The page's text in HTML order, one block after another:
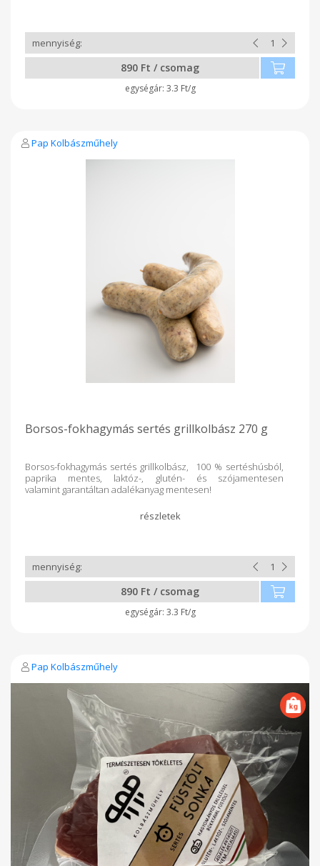
890 Ft / csomag
3.3 Ft/g
Pap Kolbászműhely
Borsos-fokhagymás sertés grillkolbász 270 g
Borsos-fokhagymás sertés grillkolbász, 100 % sertéshúsból,
paprika mentes, laktóz-, glutén- és szójamentesen
valamint garantáltan adalékanyag mentesen!
890 Ft / csomag
3.3 Ft/g
Pap Kolbászműhely